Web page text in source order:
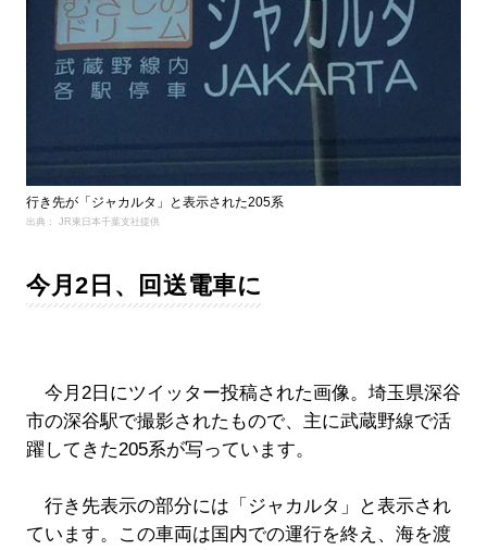
行き先が「ジャカルタ」と表示された205系
出典： JR東日本千葉支社提供
今月2日、回送電車に
今月2日にツイッター投稿された画像。埼玉県深谷
市の深谷駅で撮影されたもので、主に武蔵野線で活
躍してきた205系が写っています。
行き先表示の部分には「ジャカルタ」と表示され
ています。この車両は国内での運行を終え、海を渡